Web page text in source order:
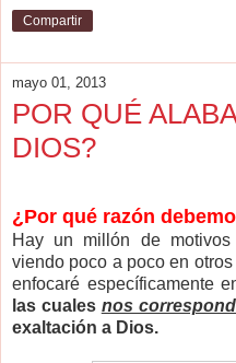
Compartir
mayo 01, 2013
POR QUÉ
DIOS?
¿Por qué razón
Hay un millón de
viendo poco a poco en
enfocaré específicamente
las cuales nos
exaltación a Dios.